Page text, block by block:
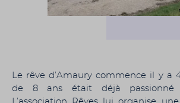
Le rêve d’Amaury commence il y a
de 8 ans était déjà passionné